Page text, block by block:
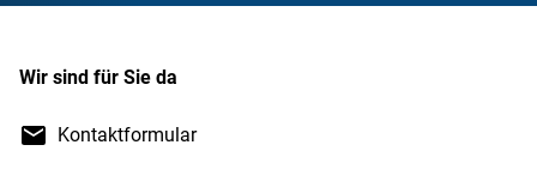
Wir sind für Sie da
Kontaktformular